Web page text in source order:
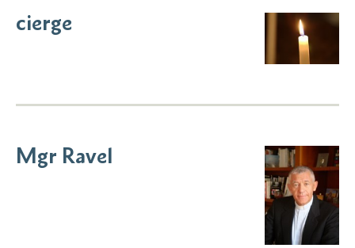
cierge
Mgr Ravel